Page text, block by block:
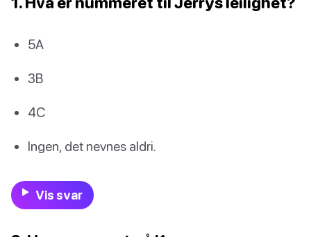
5A
3B
4C
Ingen, det nevnes aldri.
Vis svar